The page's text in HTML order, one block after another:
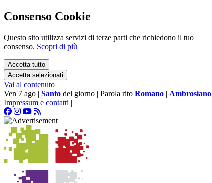
Consenso Cookie
Questo sito utilizza servizi di terze parti che richiedono il tuo
consenso. Scopri di più
Accetta tutto
Accetta selezionati
Vai al contenuto
Ven 7 ago | Santo del giorno | Parola rito Romano | Ambrosiano
Impressum e contatti |